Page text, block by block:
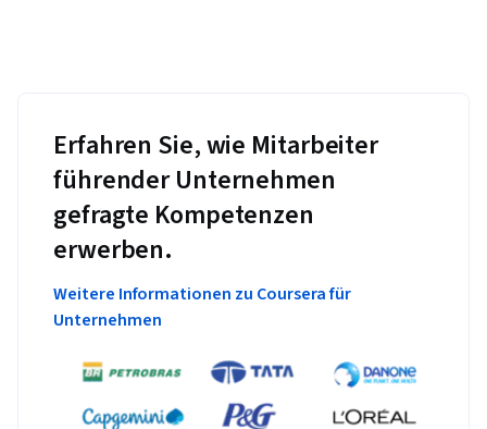
Erfahren Sie, wie Mitarbeiter
führender Unternehmen
gefragte Kompetenzen
erwerben.
Weitere Informationen zu Coursera für
Unternehmen